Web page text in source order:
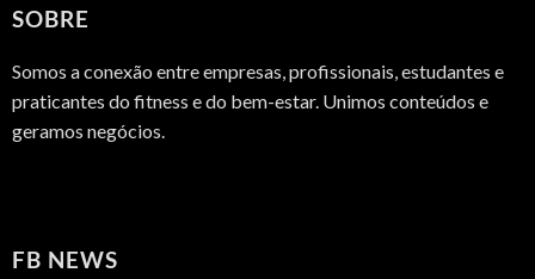
SOBRE
Somos a conexão entre empresas, profissionais, estudantes e
praticantes do fitness e do bem-estar. Unimos conteúdos e
geramos negócios.
FB NEWS